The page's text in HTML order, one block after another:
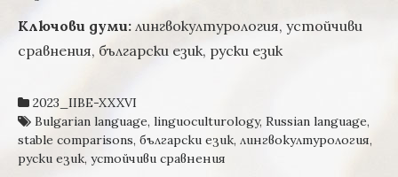
Ключови думи: лингвокултурология, устойчиви
сравнения, български език, руски език
2023_IIBE-XXXVI
Bulgarian language, linguoculturology, Russian language,
stable comparisons, български език, лингвокултурология,
руски език, устойчиви сравнения